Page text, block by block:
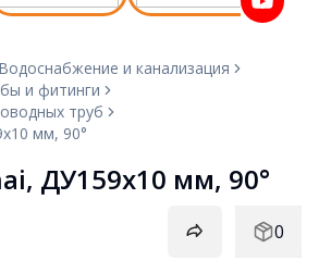
Водоснабжение и канализация
и фитинги
труб
мм, 90°
ДУ159х10 мм, 90°
0